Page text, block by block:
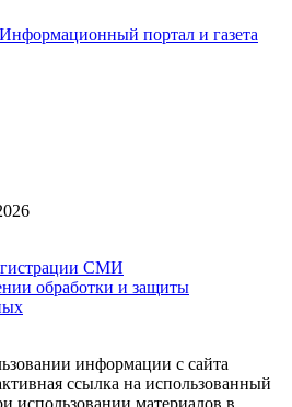
СМИ
обработки и защиты
информации с сайта
ссылка на использованный